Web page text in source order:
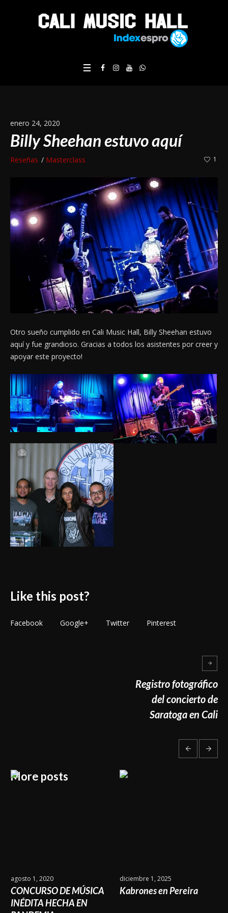
enero 24, 2020
Billy Sheehan estuvo aquí
Reseñas Masterclass 1
Otro sueño cumplido en Cali Music Hall, Billy Sheehan estuvo
aquí y fue grandioso. Gracias a todos los asistentes por creer y
apoyar este proyecto!
Like this post?
Facebook Google+ Twitter Pinterest
Registro fotográfico
del concierto de
Saratoga en Cali
More posts
agosto 1, 2020
CONCURSO DE MÚSICA
INÉDITA HECHA EN
diciembre 1, 2025
Kabrones en Pereira